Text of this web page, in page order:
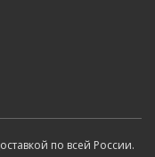
по всей России.